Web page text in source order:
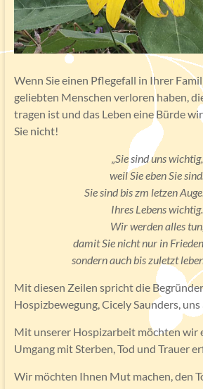
Wenn Sie einen Pflegefall in Ihrer
geliebten Menschen verloren haben,
tragen ist und das Leben eine Bürde
Sie nicht!
„Sie sind uns wichtig,
weil Sie eben Sie
Sie sind bis zm letzen
Ihres Lebens wichtig.
Wir werden alles tun,
damit Sie nicht nur in
sondern auch bis zuletzt
Mit diesen Zeilen spricht die
Hospizbewegung, Cicely Saunders,
Mit unserer Hospizarbeit möchten wir
Umgang mit Sterben, Tod und Trauer
Wir möchten Ihnen Mut machen, den